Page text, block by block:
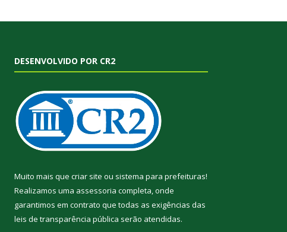
DESENVOLVIDO POR CR2
Muito mais que criar site ou sistema para prefeituras!
Realizamos uma assessoria completa, onde
garantimos em contrato que todas as exigências das
leis de transparência pública serão atendidas.